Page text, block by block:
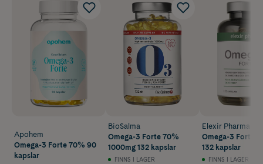
Apohem
Omega-3 Forte 70% 90
kapslar
BioSalma
Omega-3 Forte 70%
1000mg 132 kapslar
FINNS I LAGER
Elexir Pharma
Omega-3 Forte
132 kapslar
FINNS I LAGER